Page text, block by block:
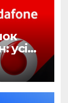
усі